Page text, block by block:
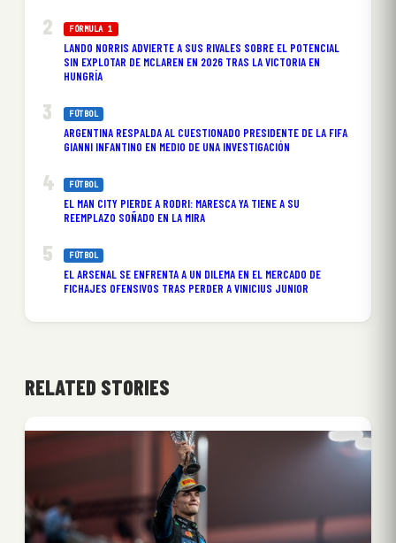
FÓRMULA 1
LANDO NORRIS ADVIERTE A SUS RIVALES SOBRE EL POTENCIAL
SIN EXPLOTAR DE MCLAREN EN 2026 TRAS LA VICTORIA EN
HUNGRÍA
FÚTBOL
ARGENTINA RESPALDA AL CUESTIONADO PRESIDENTE DE LA FIFA
GIANNI INFANTINO EN MEDIO DE UNA INVESTIGACIÓN
FÚTBOL
EL MAN CITY PIERDE A RODRI: MARESCA YA TIENE A SU
REEMPLAZO SOÑADO EN LA MIRA
FÚTBOL
EL ARSENAL SE ENFRENTA A UN DILEMA EN EL MERCADO DE
FICHAJES OFENSIVOS TRAS PERDER A VINICIUS JUNIOR
RELATED STORIES